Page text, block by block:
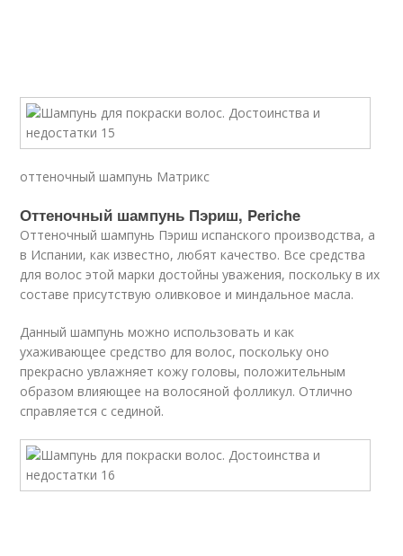
оттеночный шампунь Матрикс
Оттеночный шампунь Пэриш, Periche
Оттеночный шампунь Пэриш испанского производства, а
в Испании, как известно, любят качество. Все средства
для волос этой марки достойны уважения, поскольку в их
составе присутствую оливковое и миндальное масла.
Данный шампунь можно использовать и как
ухаживающее средство для волос, поскольку оно
прекрасно увлажняет кожу головы, положительным
образом влияющее на волосяной фолликул. Отлично
справляется с сединой.